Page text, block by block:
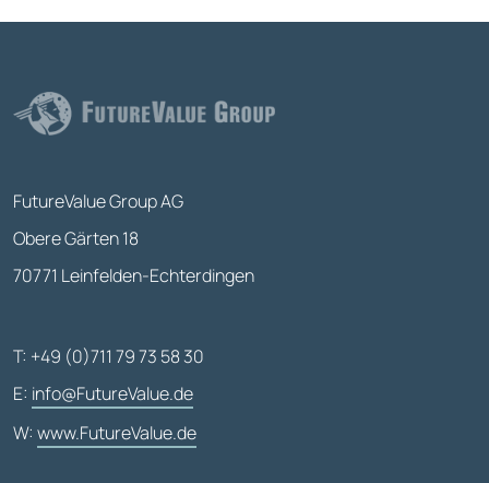
FutureValue Group AG
Obere Gärten 18
70771 Leinfelden-Echterdingen
T: +49 (0)711 79 73 58 30
E: info@FutureValue.de
W: www.FutureValue.de